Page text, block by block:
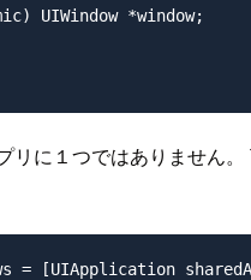
UIWindow *window;
リに１つではありません